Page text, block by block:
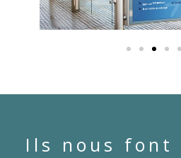
Ils nous font